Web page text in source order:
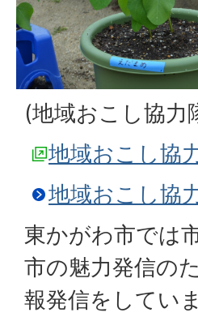
(地域おこし協力
地域おこし協
地域おこし協
東かがわ市では
市の魅力発信の
報発信をしてい